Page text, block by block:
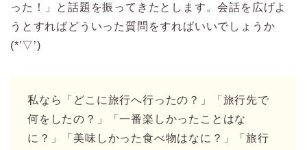
った！」と話題を振ってきたとします。会話を広げよ
うとすればどういった質問をすればいいでしょうか
(*’▽’)
私なら「どこに旅行へ行ったの？」「旅行先で
何をしたの？」「一番楽しかったことはな
に？」「美味しかった食べ物はなに？」「旅行